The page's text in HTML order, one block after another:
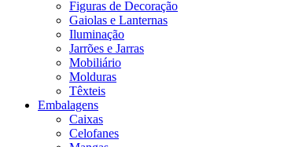
Figuras de Decoração
Gaiolas e Lanternas
Iluminação
Jarrões e Jarras
Mobiliário
Molduras
Têxteis
Embalagens
Caixas
Celofanes